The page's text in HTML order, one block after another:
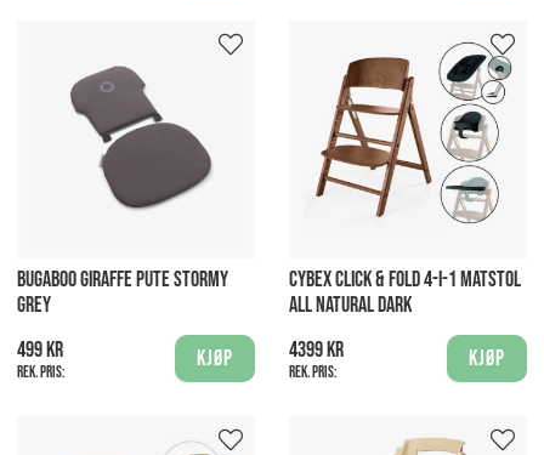
BUGABOO GIRAFFE PUTE STORMY
GREY
499 kr
Rek. pris:
Kjøp
CYBEX CLICK & FOLD 4-I-1 MATSTOL
ALL NATURAL DARK
4399 kr
Rek. pris:
Kjøp